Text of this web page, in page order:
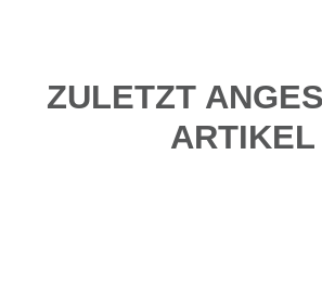
ZULETZT
ARTIKEL